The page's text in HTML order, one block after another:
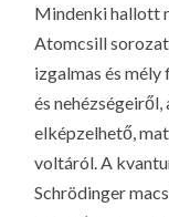
Mindenki hallott
Atomcsill
izgalmas és
és
elképzelhető,
voltáról. A
Schrödinger